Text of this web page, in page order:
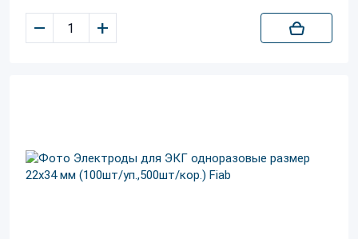
– +